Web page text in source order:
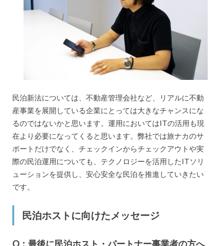
民泊新法については、不動産管理会社など、リアルに不動
産事業を展開している企業にとっては大きなチャンスにな
るのではないかと思います。運用においてはITの活用も現
在より必要になってくると思います。弊社では旅ナカのサ
ポートだけでなく、チェックインからチェックアウトや実
際の民泊運用についても、テクノロジーを活用したITソリ
ューションを提供し、安心安全な民泊を推進していきたい
です。
民泊ホストに向けたメッセージ
Q：最後に民泊ホスト・パートナー事業者の方へ